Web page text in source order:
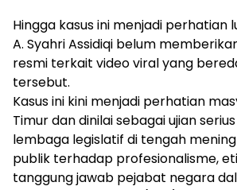
Hingga kasus ini menjadi perhatian
A. Syahri Assidiqi belum
resmi terkait video viral yang
tersebut.
Kasus ini kini menjadi perhatian
Timur dan dinilai sebagai ujian
lembaga legislatif di tengah
publik terhadap profesionalisme,
tanggung jawab pejabat negara